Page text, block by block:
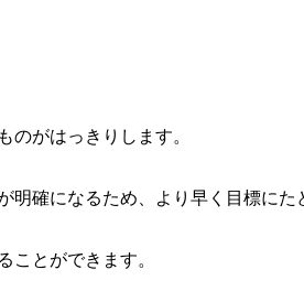
のがはっきりします。
明確になるため、より早く目標にた
ことができます。